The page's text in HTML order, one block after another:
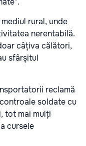
rural, unde
nerentabilă.
câțiva călători,
sfârșitul
reclamă
soldate cu
tot mai mulți
cursele